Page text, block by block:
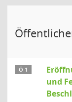
Ö 1
und